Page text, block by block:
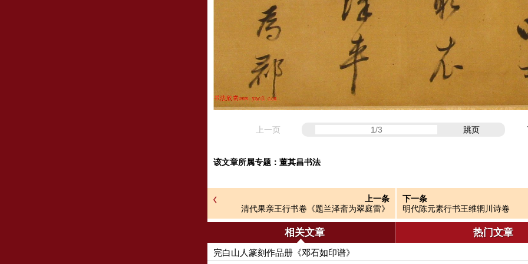
上一页 跳页
该文章所属专题： 董其昌书法
上一条
清代果亲王行书卷《题兰泽斋为翠庭雷》
下一条
明代陈元素行书王维辋川诗卷
相关文章 热门文章
完白山人篆刻作品册《邓石如印谱》